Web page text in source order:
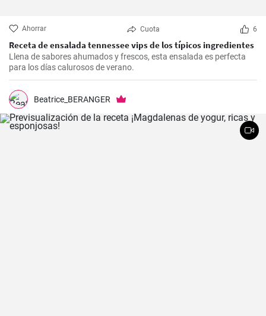
Ahorrar Cuota 6
Receta de ensalada tennessee vips de los típicos ingredientes
Llena de sabores ahumados y frescos, esta ensalada es perfecta
para los días calurosos de verano.
Beatrice_BERANGER